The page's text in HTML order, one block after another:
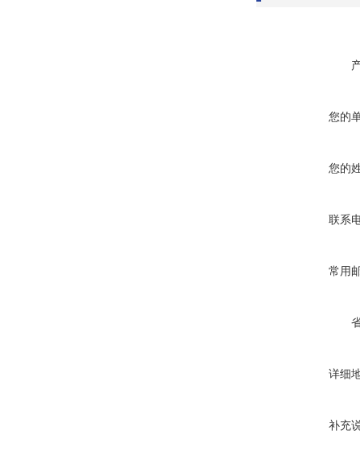
您的
您的
联系
常用
详细
补充